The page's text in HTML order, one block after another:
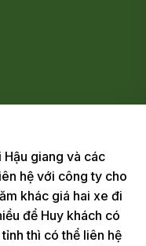
giang và các
hệ với công ty cho
khác giá hai xe đi
để Huy khách có
thì có thể liên hệ